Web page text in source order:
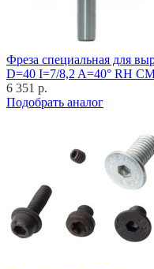
Фреза специальная для
D=40 I=7/8,2 A=40° RH
6 351 р.
Подобрать аналог